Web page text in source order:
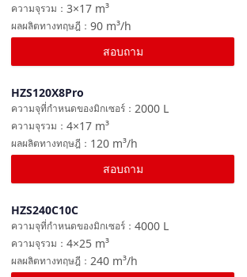
3×17 m³
ความจุรวม ：
90 m³/h
ผลผลิตทางทฤษฎี ：
สอบถาม
HZS120X8Pro
2000 L
ความจุที่กำหนดของมิกเซอร์ ：
4×17 m³
ความจุรวม ：
120 m³/h
ผลผลิตทางทฤษฎี ：
สอบถาม
HZS240C10C
4000 L
ความจุที่กำหนดของมิกเซอร์ ：
4×25 m³
ความจุรวม ：
240 m³/h
ผลผลิตทางทฤษฎี ：